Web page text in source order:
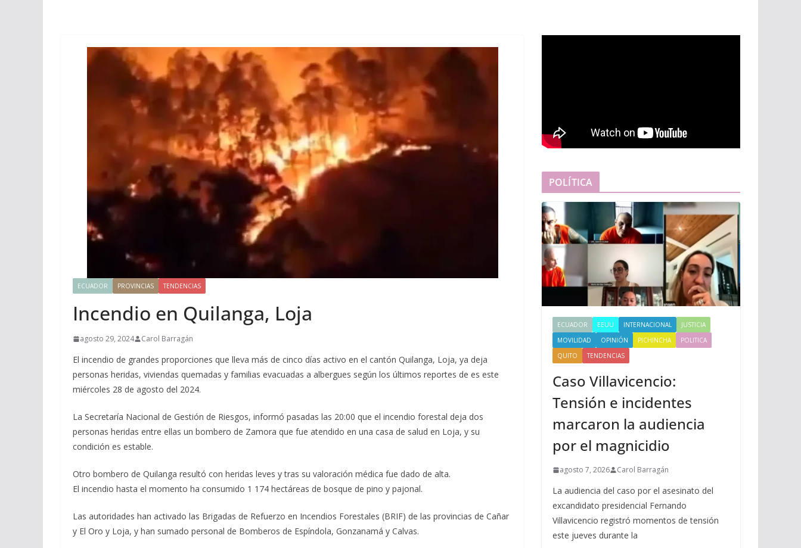
ECUADOR PROVINCIAS TENDENCIAS
Incendio en Quilanga, Loja
agosto 29, 2024 Carol Barragán
El incendio de grandes proporciones que lleva más de cinco días activo en el cantón Quilanga, Loja, ya deja
personas heridas, viviendas quemadas y familias evacuadas a albergues según los últimos reportes de es este
miércoles 28 de agosto del 2024.
La Secretaría Nacional de Gestión de Riesgos, informó pasadas las 20:00 que el incendio forestal deja dos
personas heridas entre ellas un bombero de Zamora que fue atendido en una casa de salud en Loja, y su
condición es estable.
Otro bombero de Quilanga resultó con heridas leves y tras su valoración médica fue dado de alta.
El incendio hasta el momento ha consumido 1 174 hectáreas de bosque de pino y pajonal.
Las autoridades han activado las Brigadas de Refuerzo en Incendios Forestales (BRIF) de las provincias de Cañar
y El Oro y Loja, y han sumado personal de Bomberos de Espíndola, Gonzanamá y Calvas.
POLÍTICA
ECUADOR EEUU INTERNACIONAL
JUSTICIA
MOVILIDAD
OPINIÓN PICHINCHA
POLITICA
QUITO
TENDENCIAS
Caso Villavicencio:
Tensión e incidentes
marcaron la audiencia
por el magnicidio
agosto 7, 2026 Carol Barragán
La audiencia del caso por el asesinato del
excandidato presidencial Fernando
Villavicencio registró momentos de tensión
este jueves durante la